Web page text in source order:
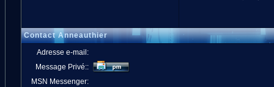
Contact Anneauthier
Adresse e-mail:
Message Privé::
MSN Messenger: